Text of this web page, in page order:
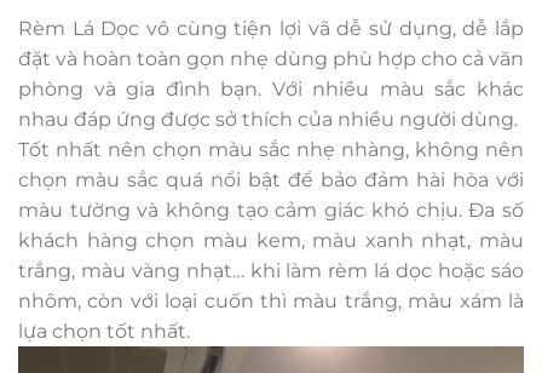
Rèm Lá Dọc vô cùng tiện lợi vã dễ sử dụng, dễ lắp
đặt và hoàn toàn gọn nhẹ dùng phù hợp cho cả văn
phòng và gia đình bạn. Với nhiều màu sắc khác
nhau đáp ứng được sở thích của nhiều người dùng.
Tốt nhất nên chọn màu sắc nhẹ nhàng, không nên
chọn màu sắc quá nổi bật để bảo đảm hài hòa với
màu tường và không tạo cảm giác khó chịu. Đa số
khách hàng chọn màu kem, màu xanh nhạt, màu
trắng, màu vàng nhạt… khi làm rèm lá dọc hoặc sáo
nhôm, còn với loại cuốn thì màu trắng, màu xám là
lựa chọn tốt nhất.